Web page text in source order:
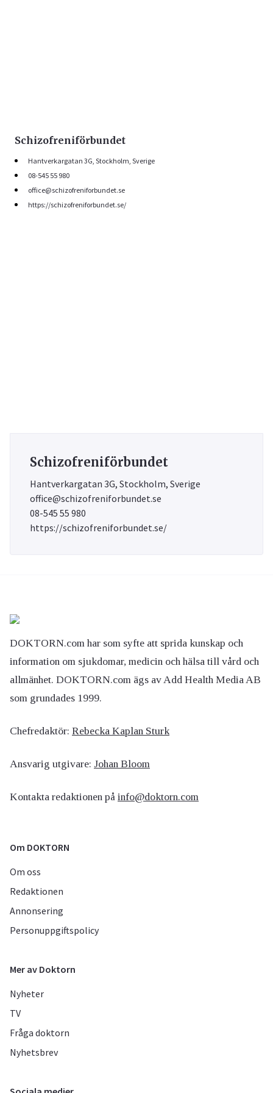
Schizofreniförbundet
Hantverkargatan 3G, Stockholm, Sverige
08-545 55 980
office@schizofreniforbundet.se
https://schizofreniforbundet.se/
Schizofreniförbundet
Hantverkargatan 3G, Stockholm, Sverige
office@schizofreniforbundet.se
08-545 55 980
https://schizofreniforbundet.se/
DOKTORN.com har som syfte att sprida kunskap och
information om sjukdomar, medicin och hälsa till vård och
allmänhet. DOKTORN.com ägs av Add Health Media AB
som grundades 1999.
Chefredaktör: Rebecka Kaplan Sturk
Ansvarig utgivare: Johan Bloom
Kontakta redaktionen på info@doktorn.com
Om DOKTORN
Om oss
Redaktionen
Annonsering
Personuppgiftspolicy
Mer av Doktorn
Nyheter
TV
Fråga doktorn
Nyhetsbrev